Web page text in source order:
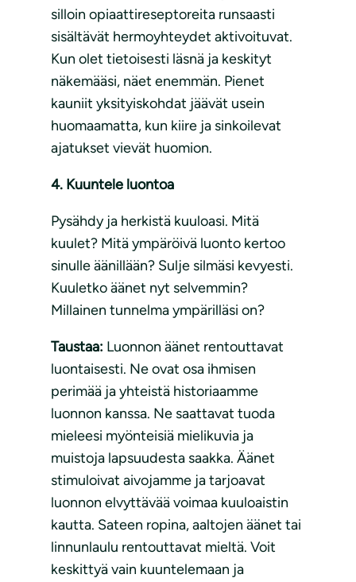
silloin opiaattireseptoreita runsaasti
sisältävät hermoyhteydet aktivoituvat.
Kun olet tietoisesti läsnä ja keskityt
näkemääsi, näet enemmän. Pienet
kauniit yksityiskohdat jäävät usein
huomaamatta, kun kiire ja sinkoilevat
ajatukset vievät huomion.
4. Kuuntele luontoa
Pysähdy ja herkistä kuuloasi. Mitä
kuulet? Mitä ympäröivä luonto kertoo
sinulle äänillään? Sulje silmäsi kevyesti.
Kuuletko äänet nyt selvemmin?
Millainen tunnelma ympärilläsi on?
Taustaa: Luonnon äänet rentouttavat
luontaisesti. Ne ovat osa ihmisen
perimää ja yhteistä historiaamme
luonnon kanssa. Ne saattavat tuoda
mieleesi myönteisiä mielikuvia ja
muistoja lapsuudesta saakka. Äänet
stimuloivat aivojamme ja tarjoavat
luonnon elvyttävää voimaa kuuloaistin
kautta. Sateen ropina, aaltojen äänet tai
linnunlaulu rentouttavat mieltä. Voit
keskittyä vain kuuntelemaan ja